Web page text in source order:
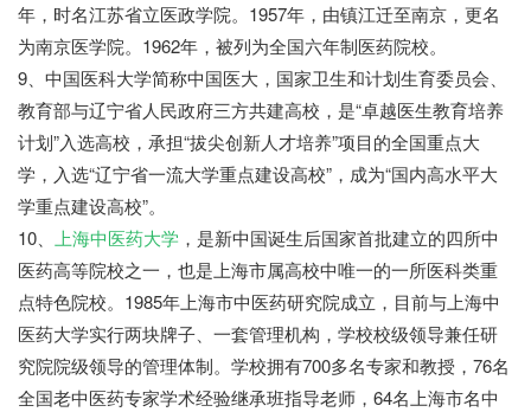
年，时名江苏省立医政学院。1957年，由镇江迁至南京，更名
为南京医学院。1962年，被列为全国六年制医药院校。
9、中国医科大学简称中国医大，国家卫生和计划生育委员会、
教育部与辽宁省人民政府三方共建高校，是“卓越医生教育培养
计划”入选高校，承担“拔尖创新人才培养”项目的全国重点大
学，入选“辽宁省一流大学重点建设高校”，成为“国内高水平大
学重点建设高校”。
10、 上海中医药大学 ，是新中国诞生后国家首批建立的四所中
医药高等院校之一，也是上海市属高校中唯一的一所医科类重
点特色院校。1985年上海市中医药研究院成立，目前与上海中
医药大学实行两块牌子、一套管理机构，学校校级领导兼任研
究院院级领导的管理体制。学校拥有700多名专家和教授，76名
全国老中医药专家学术经验继承班指导老师，64名上海市名中